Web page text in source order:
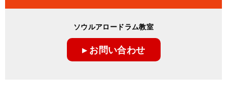
ソウルアロードラム教室
▸ お問い合わせ